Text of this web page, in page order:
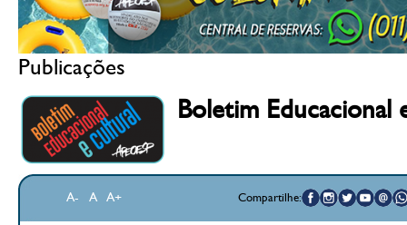
Publicações
Boletim Educacional
A- A A+ Compartilhe: